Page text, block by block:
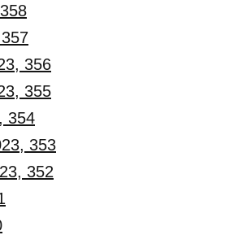
356
355
354
353
352